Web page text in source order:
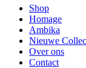
Shop
Homage
Ambika
Nieuwe
Over ons
Contact